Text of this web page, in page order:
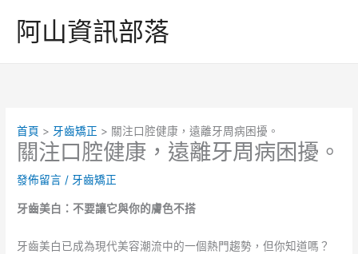
阿山資訊部落
首頁 牙齒矯正 關注口腔健康，遠離牙周病困擾。
關注口腔健康，遠離牙周病困擾。
發佈留言 / 牙齒矯正
牙齒美白：不要讓它與你的膚色不搭
牙齒美白已成為現代美容潮流中的一個熱門趨勢，但你知道嗎？